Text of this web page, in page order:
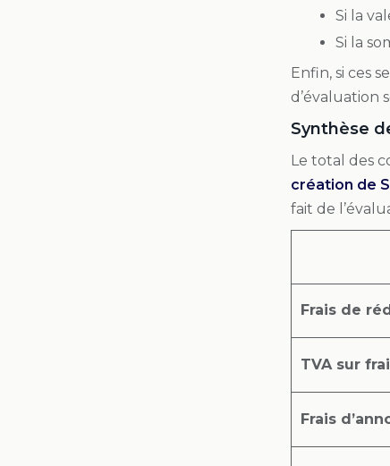
Si la
Si la
Enfin, si ces
d’évaluation
Synthèse
Le total des
création de
fait de
Frais de
TVA sur
Frais